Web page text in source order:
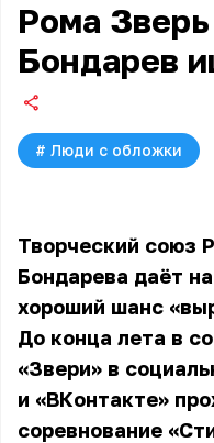
Рома
Бондарев
# Люди с обложки
Творческий союз
Бондарева даёт
хороший шанс
До конца лета в
«Звери» в
и «ВКонтакте»
соревнование